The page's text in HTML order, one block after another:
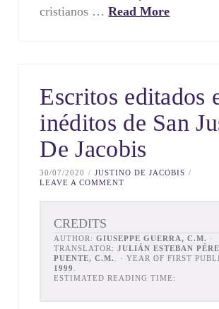
cristianos …Read More
Escritos editados
inéditos de San
De Jacobis
30/07/2020
JUSTINO DE JACOBIS
LEAVE A COMMENT
CREDITS
AUTHOR:GIUSEPPE GUERRA, C.M. ·
TRANSLATOR:JULIÁN ESTEBAN
PUENTE, C.M.
. · YEAR OF FIRST
1999
ESTIMATED READING TIME: